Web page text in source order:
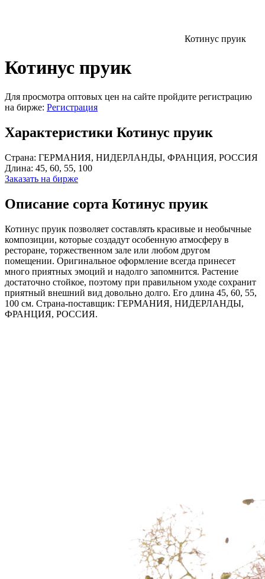
Котинус пруик
Котинус пруик
Для просмотра оптовых цен на сайте пройдите регистрацию
на бирже: Регистрация
Характеристики Котинус пруик
Страна: ГЕРМАНИЯ, НИДЕРЛАНДЫ, ФРАНЦИЯ, РОССИЯ
Длина: 45, 60, 55, 100
Заказать на бирже
Описание сорта Котинус пруик
Котинус пруик позволяет составлять красивые и необычные
композиции, которые создадут особенную атмосферу в
ресторане, торжественном зале или любом другом
помещении. Оригинальное оформление всегда принесет
много приятных эмоций и надолго запомнится. Растение
достаточно стойкое, поэтому при правильном уходе сохранит
приятный внешний вид довольно долго. Его длина 45, 60, 55,
100 см. Страна-поставщик: ГЕРМАНИЯ, НИДЕРЛАНДЫ,
ФРАНЦИЯ, РОССИЯ.